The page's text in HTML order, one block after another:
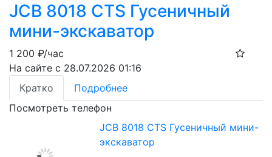
JCB 8018 CTS Гусеничный
мини-экскаватор
1 200 ₽/час
На сайте с 28.07.2026 01:16
Кратко
Подробнее
Посмотреть телефон
JCB 8018 CTS Гусеничный мини-
экскаватор